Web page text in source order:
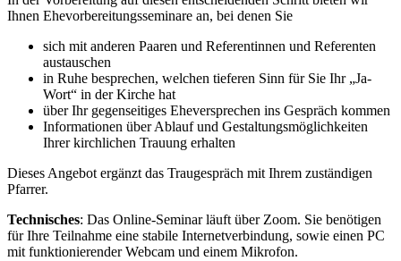
Ihnen Ehevorbereitungsseminare an, bei denen Sie
sich mit anderen Paaren und Referentinnen und Referenten
austauschen
in Ruhe besprechen, welchen tieferen Sinn für Sie Ihr „Ja-
Wort“ in der Kirche hat
über Ihr gegenseitiges Eheversprechen ins Gespräch kommen
Informationen über Ablauf und Gestaltungsmöglichkeiten
Ihrer kirchlichen Trauung erhalten
Dieses Angebot ergänzt das Traugespräch mit Ihrem zuständigen
Pfarrer.
Technisches: Das Online-Seminar läuft über Zoom. Sie benötigen
für Ihre Teilnahme eine stabile Internetverbindung, sowie einen PC
mit funktionierender Webcam und einem Mikrofon.